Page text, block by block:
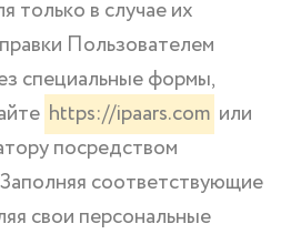
только в случае их
Пользователем
специальные формы,
https://ipaars.com или
посредством
соответствующие
свои персональные